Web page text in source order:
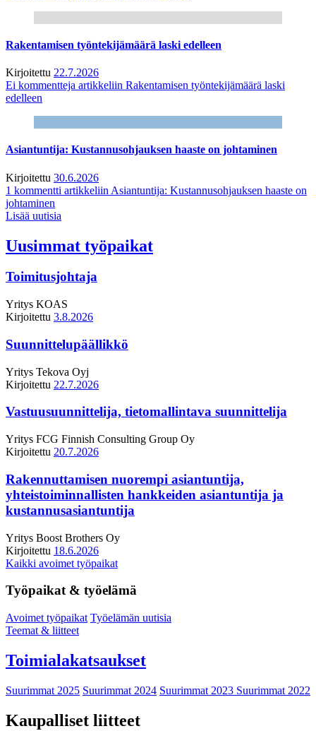
Rakentamisen työntekijämäärä laski edelleen
Kirjoitettu 22.7.2026
Ei kommentteja artikkeliin Rakentamisen työntekijämäärä laski
edelleen
Asiantuntija: Kustannusohjauksen haaste on johtaminen
Kirjoitettu 30.6.2026
1 kommentti artikkeliin Asiantuntija: Kustannusohjauksen haaste on
johtaminen
Lisää uutisia
Uusimmat työpaikat
Toimitusjohtaja
Yritys KOAS
Kirjoitettu 3.8.2026
Suunnittelupäällikkö
Yritys Tekova Oyj
Kirjoitettu 22.7.2026
Vastuusuunnittelija, tietomallintava suunnittelija
Yritys FCG Finnish Consulting Group Oy
Kirjoitettu 20.7.2026
Rakennuttamisen nuorempi asiantuntija,
yhteistoiminnallisten hankkeiden asiantuntija ja
kustannusasiantuntija
Yritys Boost Brothers Oy
Kirjoitettu 18.6.2026
Kaikki avoimet työpaikat
Työpaikat & työelämä
Avoimet työpaikat Työelämän uutisia
Teemat & liitteet
Toimialakatsaukset
Suurimmat 2025 Suurimmat 2024 Suurimmat 2023 Suurimmat 2022
Kaupalliset liitteet